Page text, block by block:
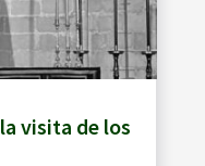
visita de los